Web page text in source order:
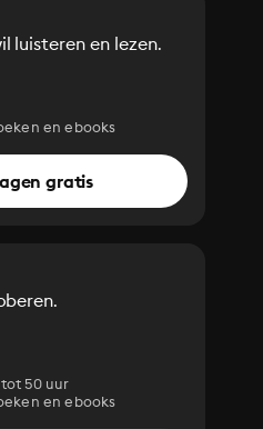
luisteren en lezen.
en ebooks
gratis
50 uur
en ebooks